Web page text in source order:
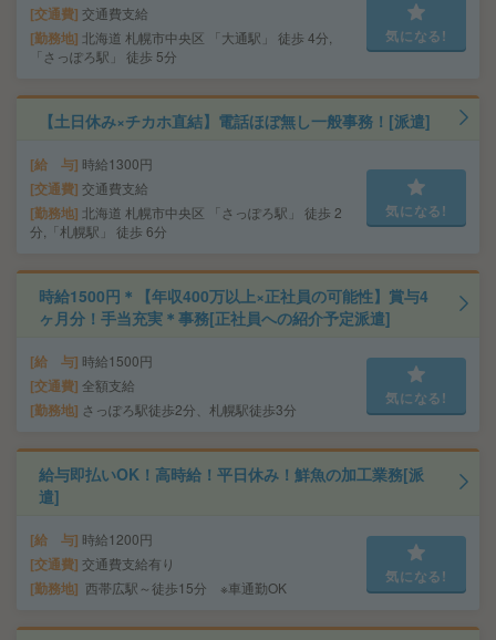
交通費 交通費支給
勤務地 北海道 札幌市中央区 「大通駅」 徒歩 4分,
「さっぽろ駅」 徒歩 5分
気になる!
【土日休み×チカホ直結】電話ほぼ無し一般事務！[派遣]
給 与 時給1300円
交通費 交通費支給
勤務地 北海道 札幌市中央区 「さっぽろ駅」 徒歩 2
分,「札幌駅」 徒歩 6分
気になる!
時給1500円＊【年収400万以上×正社員の可能性】賞与4
ヶ月分！手当充実＊事務[正社員への紹介予定派遣]
給 与 時給1500円
交通費 全額支給
勤務地 さっぽろ駅徒歩2分、札幌駅徒歩3分
気になる!
給与即払いOK！高時給！平日休み！鮮魚の加工業務[派
遣]
給 与 時給1200円
交通費 交通費支給有り
勤務地 西帯広駅～徒歩15分 ※車通勤OK
気になる!